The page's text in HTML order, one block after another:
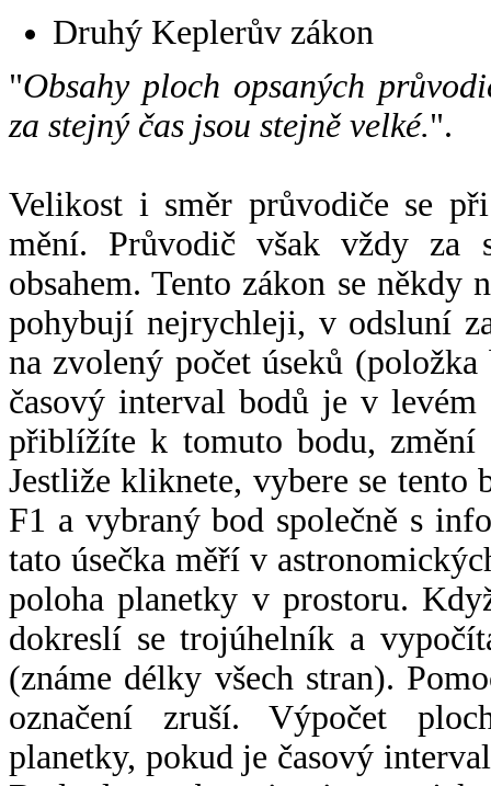
Druhý Keplerův zákon
"Obsahy ploch opsaných
za stejný čas jsou stejně velké.".
Velikost i směr průvodiče se
mění. Průvodič však vždy za
obsahem. Tento zákon se někdy
pohybují nejrychleji, v odsluní
na zvolený počet úseků
časový interval bodů je v
přiblížíte k tomuto bodu,
Jestliže kliknete, vybere se tento
F1 a vybraný bod společně s
tato úsečka měří v
poloha planetky v prostoru.
dokreslí se trojúhelník a
(známe délky všech stran).
označení zruší. Výpočet
planetky, pokud je časový